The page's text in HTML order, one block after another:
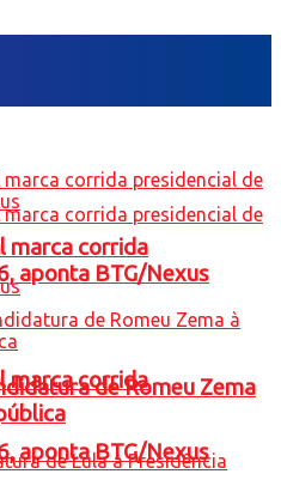
marca corrida
aponta BTG/Nexus
marca corrida
aponta BTG/Nexus
de Romeu Zema